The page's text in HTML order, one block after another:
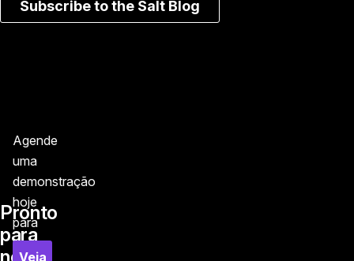
Subscribe to the Salt Blog
Pronto
para
Agende
uma
demonstração
hoje
para
ver
Veja